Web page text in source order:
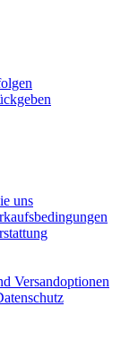
uns
Versandoptionen